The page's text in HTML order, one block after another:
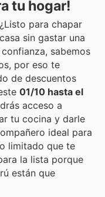
tu hogar!
para chapar
sin gastar una
sabemos
por eso te
de descuentos
01/10 hasta el
acceso a
tu cocina y darle
ideal para
limitado que te
la lista porque
están que